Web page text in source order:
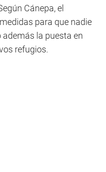
Cánepa, el
para que nadie
la puesta en
refugios.